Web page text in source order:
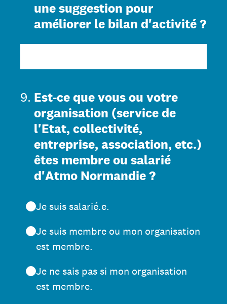
une suggestion pour
améliorer le bilan d'activité ?
9. Est-ce que vous ou votre
organisation (service de
l'Etat, collectivité,
entreprise, association, etc.)
êtes membre ou salarié
d'Atmo Normandie ?
Je suis salarié.e.
Je suis membre ou mon organisation
est membre.
Je ne sais pas si mon organisation
est membre.